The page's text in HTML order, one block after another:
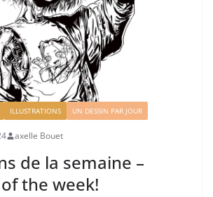
ILLUSTRATIONS UN DESSIN PAR JOUR
axelle Bouet
de la semaine –
the week!